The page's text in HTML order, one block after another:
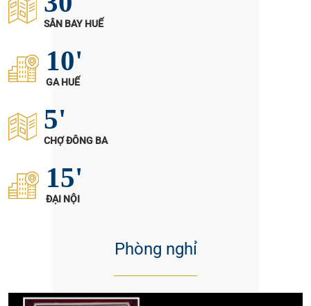
SÂN BAY HUẾ
10'
GA HUẾ
5'
CHỢ ĐÔNG BA
15'
ĐẠI NỘI
Phòng nghỉ